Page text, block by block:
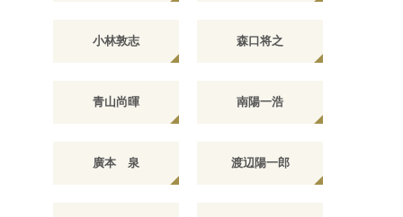
小林敦志 森口将之
青山尚暉 南陽一浩
廣本 泉 渡辺陽一郎